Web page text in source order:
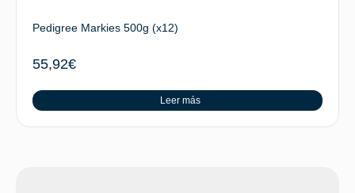
Pedigree Markies 500g (x12)
55,92€
Leer más